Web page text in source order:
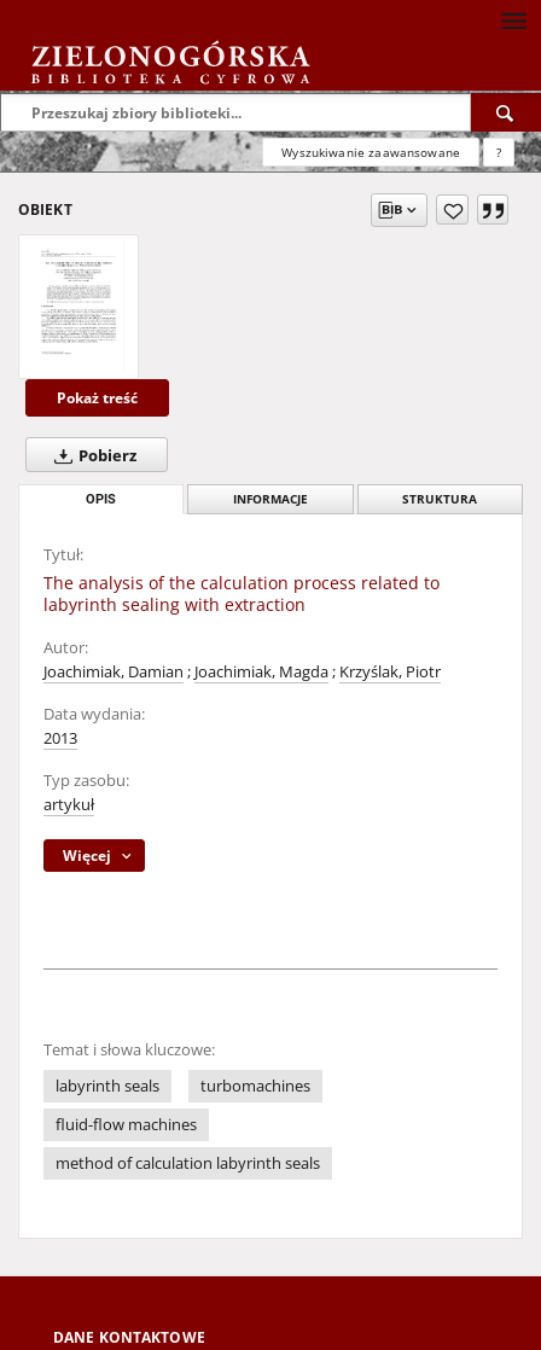
Wyszukiwanie zaawansowane ?
OBIEKT
Pokaż treść
Pobierz
OPIS INFORMACJE STRUKTURA
Tytuł:
The analysis of the calculation process related to
labyrinth sealing with extraction
Autor:
Joachimiak, Damian ; Joachimiak, Magda; Krzyślak, Piotr
Data wydania:
2013
Typ zasobu:
artykuł
Więcej
Temat i słowa kluczowe:
labyrinth seals
turbomachines
fluid-flow machines
method of calculation labyrinth seals
DANE KONTAKTOWE